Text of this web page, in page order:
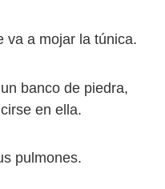
a mojar la túnica.
banco de piedra,
en ella.
pulmones.